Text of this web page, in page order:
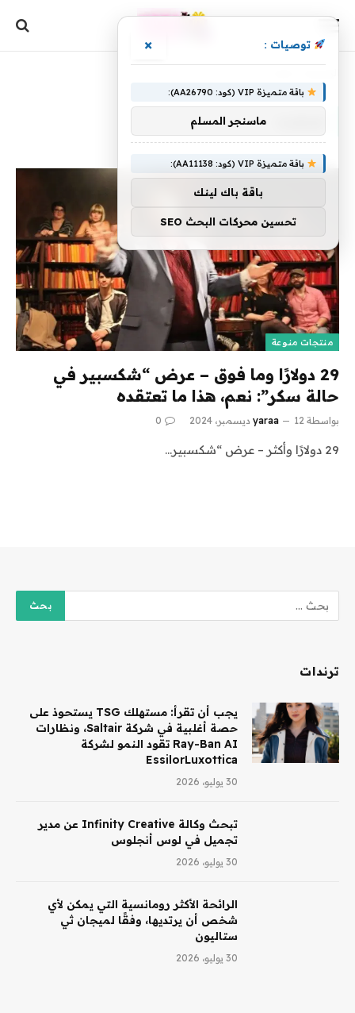
منتجات منوعة
29 دولارًا وما فوق – عرض “شكسبير في
حالة سكر”: نعم، هذا ما تعتقده
بواسطة yaraa 12 ديسمبر، 2024 0
29 دولارًا وأكثر – عرض “شكسبير…
ترندات
يجب أن تقرأ: مستهلك TSG يستحوذ على
حصة أغلبية في شركة Saltair، ونظارات
Ray-Ban AI تقود النمو لشركة
EssilorLuxottica
30 يوليو، 2026
تبحث وكالة Infinity Creative عن مدير
تجميل في لوس أنجلوس
30 يوليو، 2026
الرائحة الأكثر رومانسية التي يمكن لأي
شخص أن يرتديها، وفقًا لميجان ثي
ستاليون
30 يوليو، 2026
توصيات : ×
باقة متميزة VIP (كود: AA26790):
ماسنجر المسلم
باقة متميزة VIP (كود: AA11138):
باقة باك لينك
تحسين محركات البحث SEO